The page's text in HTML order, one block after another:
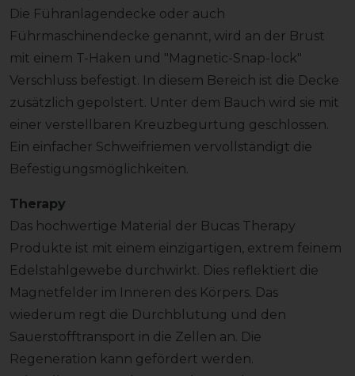
Die Führanlagendecke oder auch
Führmaschinendecke genannt, wird an der Brust
mit einem T-Haken und "Magnetic-Snap-lock"
Verschluss befestigt. In diesem Bereich ist die Decke
zusätzlich gepolstert. Unter dem Bauch wird sie mit
einer verstellbaren Kreuzbegurtung geschlossen.
Ein einfacher Schweifriemen vervollständigt die
Befestigungsmöglichkeiten.
Therapy
Das hochwertige Material der Bucas Therapy
Produkte ist mit einem einzigartigen, extrem feinem
Edelstahlgewebe durchwirkt. Dies reflektiert die
Magnetfelder im Inneren des Körpers. Das
wiederum regt die Durchblutung und den
Sauerstofftransport in die Zellen an. Die
Regeneration kann gefördert werden.